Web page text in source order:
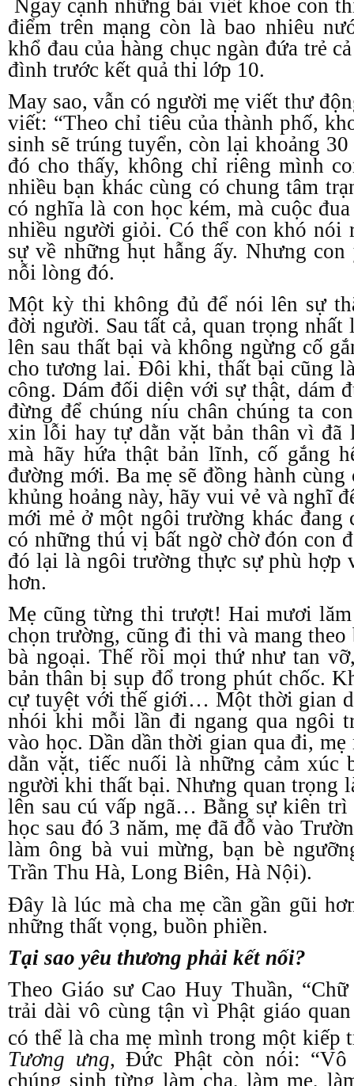
Ngay cạnh những bài viết khoe con
điểm trên mạng còn là bao nhiêu
khổ đau của hàng chục ngàn đứa trẻ
đình trước kết quả thi lớp 10.
May sao, vẫn có người mẹ viết thư
viết: “Theo chỉ tiêu của thành phố,
sinh sẽ trúng tuyển, còn lại khoảng
đó cho thấy, không chỉ riêng mình
nhiều bạn khác cùng có chung tâm
có nghĩa là con học kém, mà cuộc
nhiều người giỏi. Có thể con khó nói
sự về những hụt hẫng ấy. Nhưng con
nỗi lòng đó.
Một kỳ thi không đủ để nói lên sự
đời người. Sau tất cả, quan trọng nhất
lên sau thất bại và không ngừng cố
cho tương lai. Đôi khi, thất bại cũng
công. Dám đối diện với sự thật, dám
đừng để chúng níu chân chúng ta
xin lỗi hay tự dằn vặt bản thân vì đã
mà hãy hứa thật bản lĩnh, cố gắng
đường mới. Ba mẹ sẽ đồng hành
khủng hoảng này, hãy vui vẻ và nghĩ
mới mẻ ở một ngôi trường khác đang
có những thú vị bất ngờ chờ đón con
đó lại là ngôi trường thực sự phù hợp
hơn.
Mẹ cũng từng thi trượt! Hai mươi
chọn trường, cũng đi thi và mang
bà ngoại. Thế rồi mọi thứ như tan
bản thân bị sụp đổ trong phút chốc.
cự tuyệt với thế giới… Một thời gian
nhói khi mỗi lần đi ngang qua ngôi
vào học. Dần dần thời gian qua đi,
dằn vặt, tiếc nuối là những cảm xúc
người khi thất bại. Nhưng quan trọng
lên sau cú vấp ngã… Bằng sự kiên
học sau đó 3 năm, mẹ đã đỗ vào
làm ông bà vui mừng, bạn bè
Trần Thu Hà, Long Biên, Hà Nội).
Đây là lúc mà cha mẹ cần gần gũi
những thất vọng, buồn phiền.
Tại sao yêu thương phải kết nối?
Theo Giáo sư Cao Huy Thuần,
trải dài vô cùng tận vì Phật giáo
có thể là cha mẹ mình trong một kiếp
Tương ưng, Đức Phật còn nói:
chúng sinh từng làm cha, làm mẹ,